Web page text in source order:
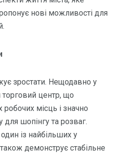
нові можливості для
зростати. Нещодавно у
торговий центр, що
місць і значно
для шопінгу та розваг.
із найбільших у
демонструє стабільне